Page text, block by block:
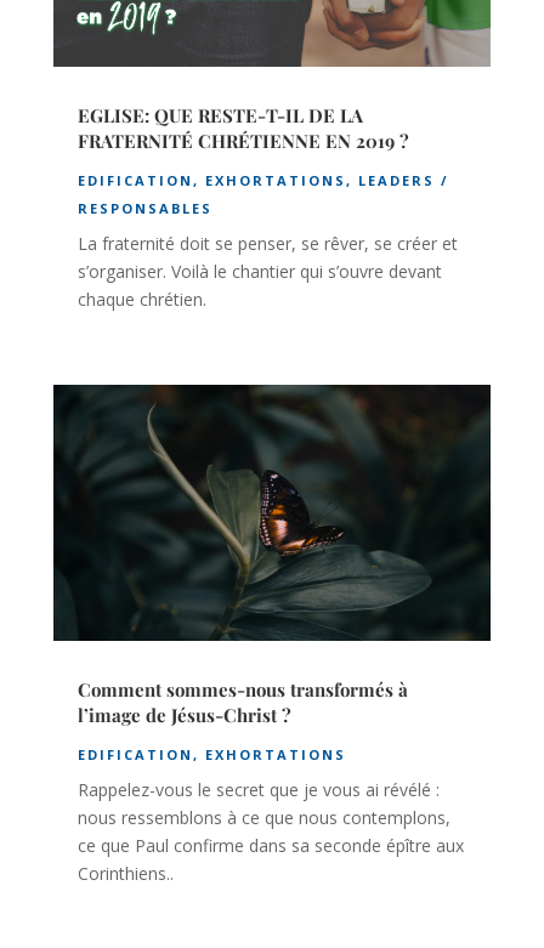
EGLISE: QUE RESTE-T-IL DE LA
FRATERNITÉ CHRÉTIENNE EN 2019 ?
EDIFICATION , EXHORTATIONS , LEADERS /
RESPONSABLES
La fraternité doit se penser, se rêver, se créer et
s’organiser. Voilà le chantier qui s’ouvre devant
chaque chrétien.
Comment sommes-nous transformés à
l’image de Jésus-Christ ?
EDIFICATION , EXHORTATIONS
Rappelez-vous le secret que je vous ai révélé :
nous ressemblons à ce que nous contemplons,
ce que Paul confirme dans sa seconde épître aux
Corinthiens..